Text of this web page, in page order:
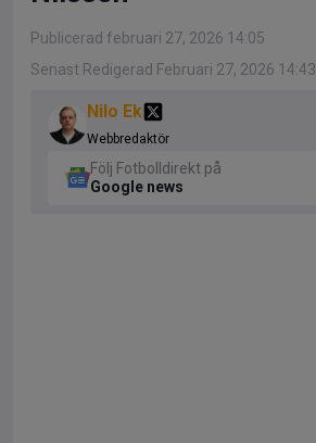
Publicerad februari 27, 2026 14:05
Senast Redigerad Februari 27, 2026 14:43
Nilo Ek
Webbredaktör
Följ Fotbolldirekt på
Google news